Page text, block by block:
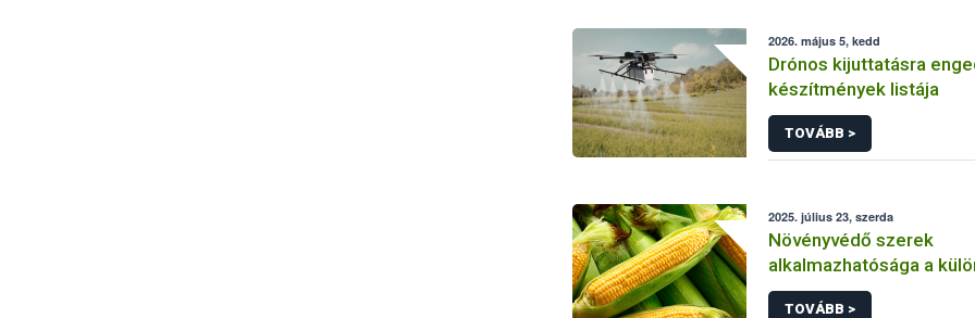
2026. május 5, kedd
Drónos kijuttatásra
készítmények listája
TOVÁBB >
2025. július 23, szerda
Növényvédő szerek
alkalmazhatósága a
kukorica kultúrákban
TOVÁBB >